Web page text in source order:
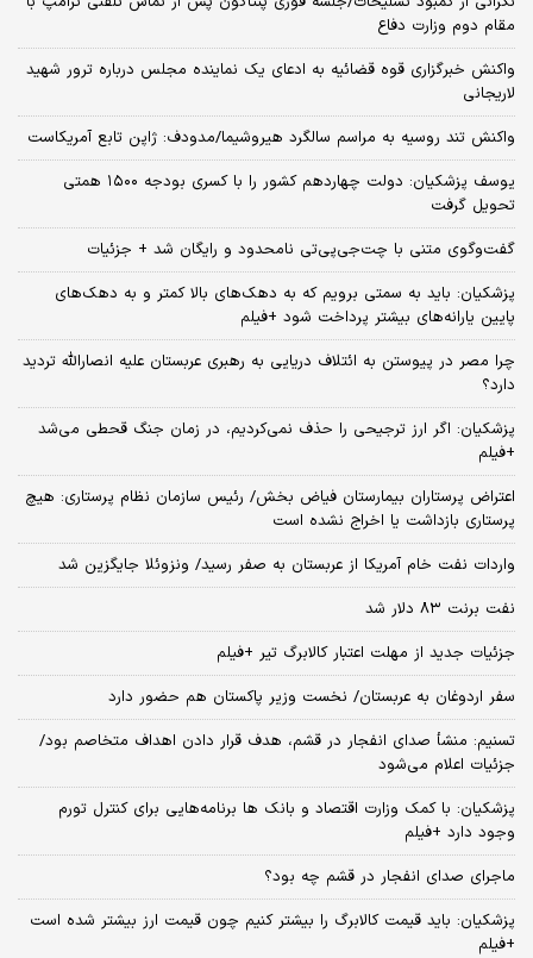
مقام دوم وزارت دفاع
واکنش خبرگزاری قوه قضائیه به ادعای یک نماینده مجلس درباره ترور شهید
لاریجانی
واکنش تند روسیه به مراسم سالگرد هیروشیما/مدودف: ژاپن تابع آمریکاست
یوسف پزشکیان: دولت چهاردهم کشور را با کسری بودجه ۱۵۰۰ همتی
تحویل گرفت
گفت‌وگوی متنی با چت‌جی‌پی‌تی نامحدود و رایگان شد + جزئیات
پزشکیان: باید به سمتی برویم که به دهک‌های بالا کمتر و به دهک‌های
پایین یارانه‌های بیشتر پرداخت شود +فیلم
چرا مصر در پیوستن به ائتلاف دریایی به رهبری عربستان علیه انصارالله تردید
دارد؟
پزشکیان: اگر ارز ترجیحی را حذف نمی‌کردیم، در زمان جنگ قحطی می‌شد
+فیلم
اعتراض پرستاران بیمارستان فیاض بخش/ رئیس سازمان نظام پرستاری: هیچ
پرستاری بازداشت یا اخراج نشده است
واردات نفت خام آمریکا از عربستان به صفر رسید/ ونزوئلا جایگزین شد
نفت برنت ۸۳ دلار شد
جزئیات جدید از مهلت اعتبار کالابرگ تیر +فیلم
سفر اردوغان به عربستان/ نخست وزیر پاکستان هم حضور دارد
تسنیم: منشأ صدای انفجار در قشم، هدف قرار دادن اهداف متخاصم بود/
جزئیات اعلام می‌شود
پزشکیان: با کمک وزارت اقتصاد و بانک ها برنامه‌هایی برای کنترل تورم
وجود دارد +فیلم
ماجرای صدای انفجار در قشم چه بود؟
پزشکیان: باید قیمت کالابرگ را بیشتر کنیم چون قیمت ارز بیشتر شده است
+فیلم